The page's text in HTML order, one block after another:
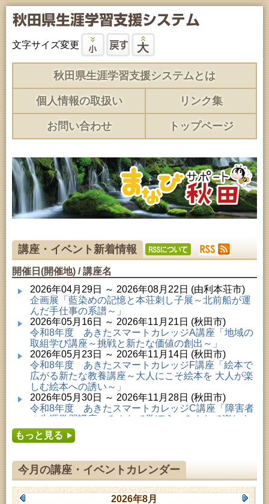
文字サイズ変更
秋田県生涯学習支援システムとは
個人情報の取扱い リンク集
お問い合わせ トップページ
講座・イベント新着情報
開催日(開催地) / 講座名
2026年04月29日 ～ 2026年08月22日 (由利本荘市)
企画展「藍染めの記憶と本荘刺し子展～北前船が運
んだ手仕事の系譜～」
2026年05月16日 ～ 2026年11月21日 (秋田市)
令和8年度 あきたスマートカレッジA講座「地域の
取組学び講座～挑戦と新たな価値の創出～」
2026年05月23日 ～ 2026年11月14日 (秋田市)
令和8年度 あきたスマートカレッジF講座「絵本で
広がる新たな教養講座～大人にこそ絵本を 大人が楽
しむ絵本への誘い～」
2026年05月30日 ～ 2026年11月28日 (秋田市)
令和8年度 あきたスマートカレッジC講座「障害者
の生涯学習講座～みんなで学ぼう、みんなで楽しも
う～」
2026年06月02日 ～ 2026年11月30日 (秋田市)
2026年06月06日 ～ 2026年10月17日 (秋田市)
令和8年度 あきたスマートカレッジD講座「防災講
座～自助力と共助力を高める～」
2026年06月27日 ～ 2026年09月05日 (秋田市)
もっと見る
今月の講座・イベントカレンダー
2026年8月